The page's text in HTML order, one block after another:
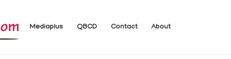
Mediaplus QBCD Contact About